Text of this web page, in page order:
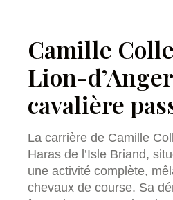
Camille
Lion-
cavalière
La carrière de Camille
Haras de l’Isle Briand,
une activité complète,
chevaux de course. Sa